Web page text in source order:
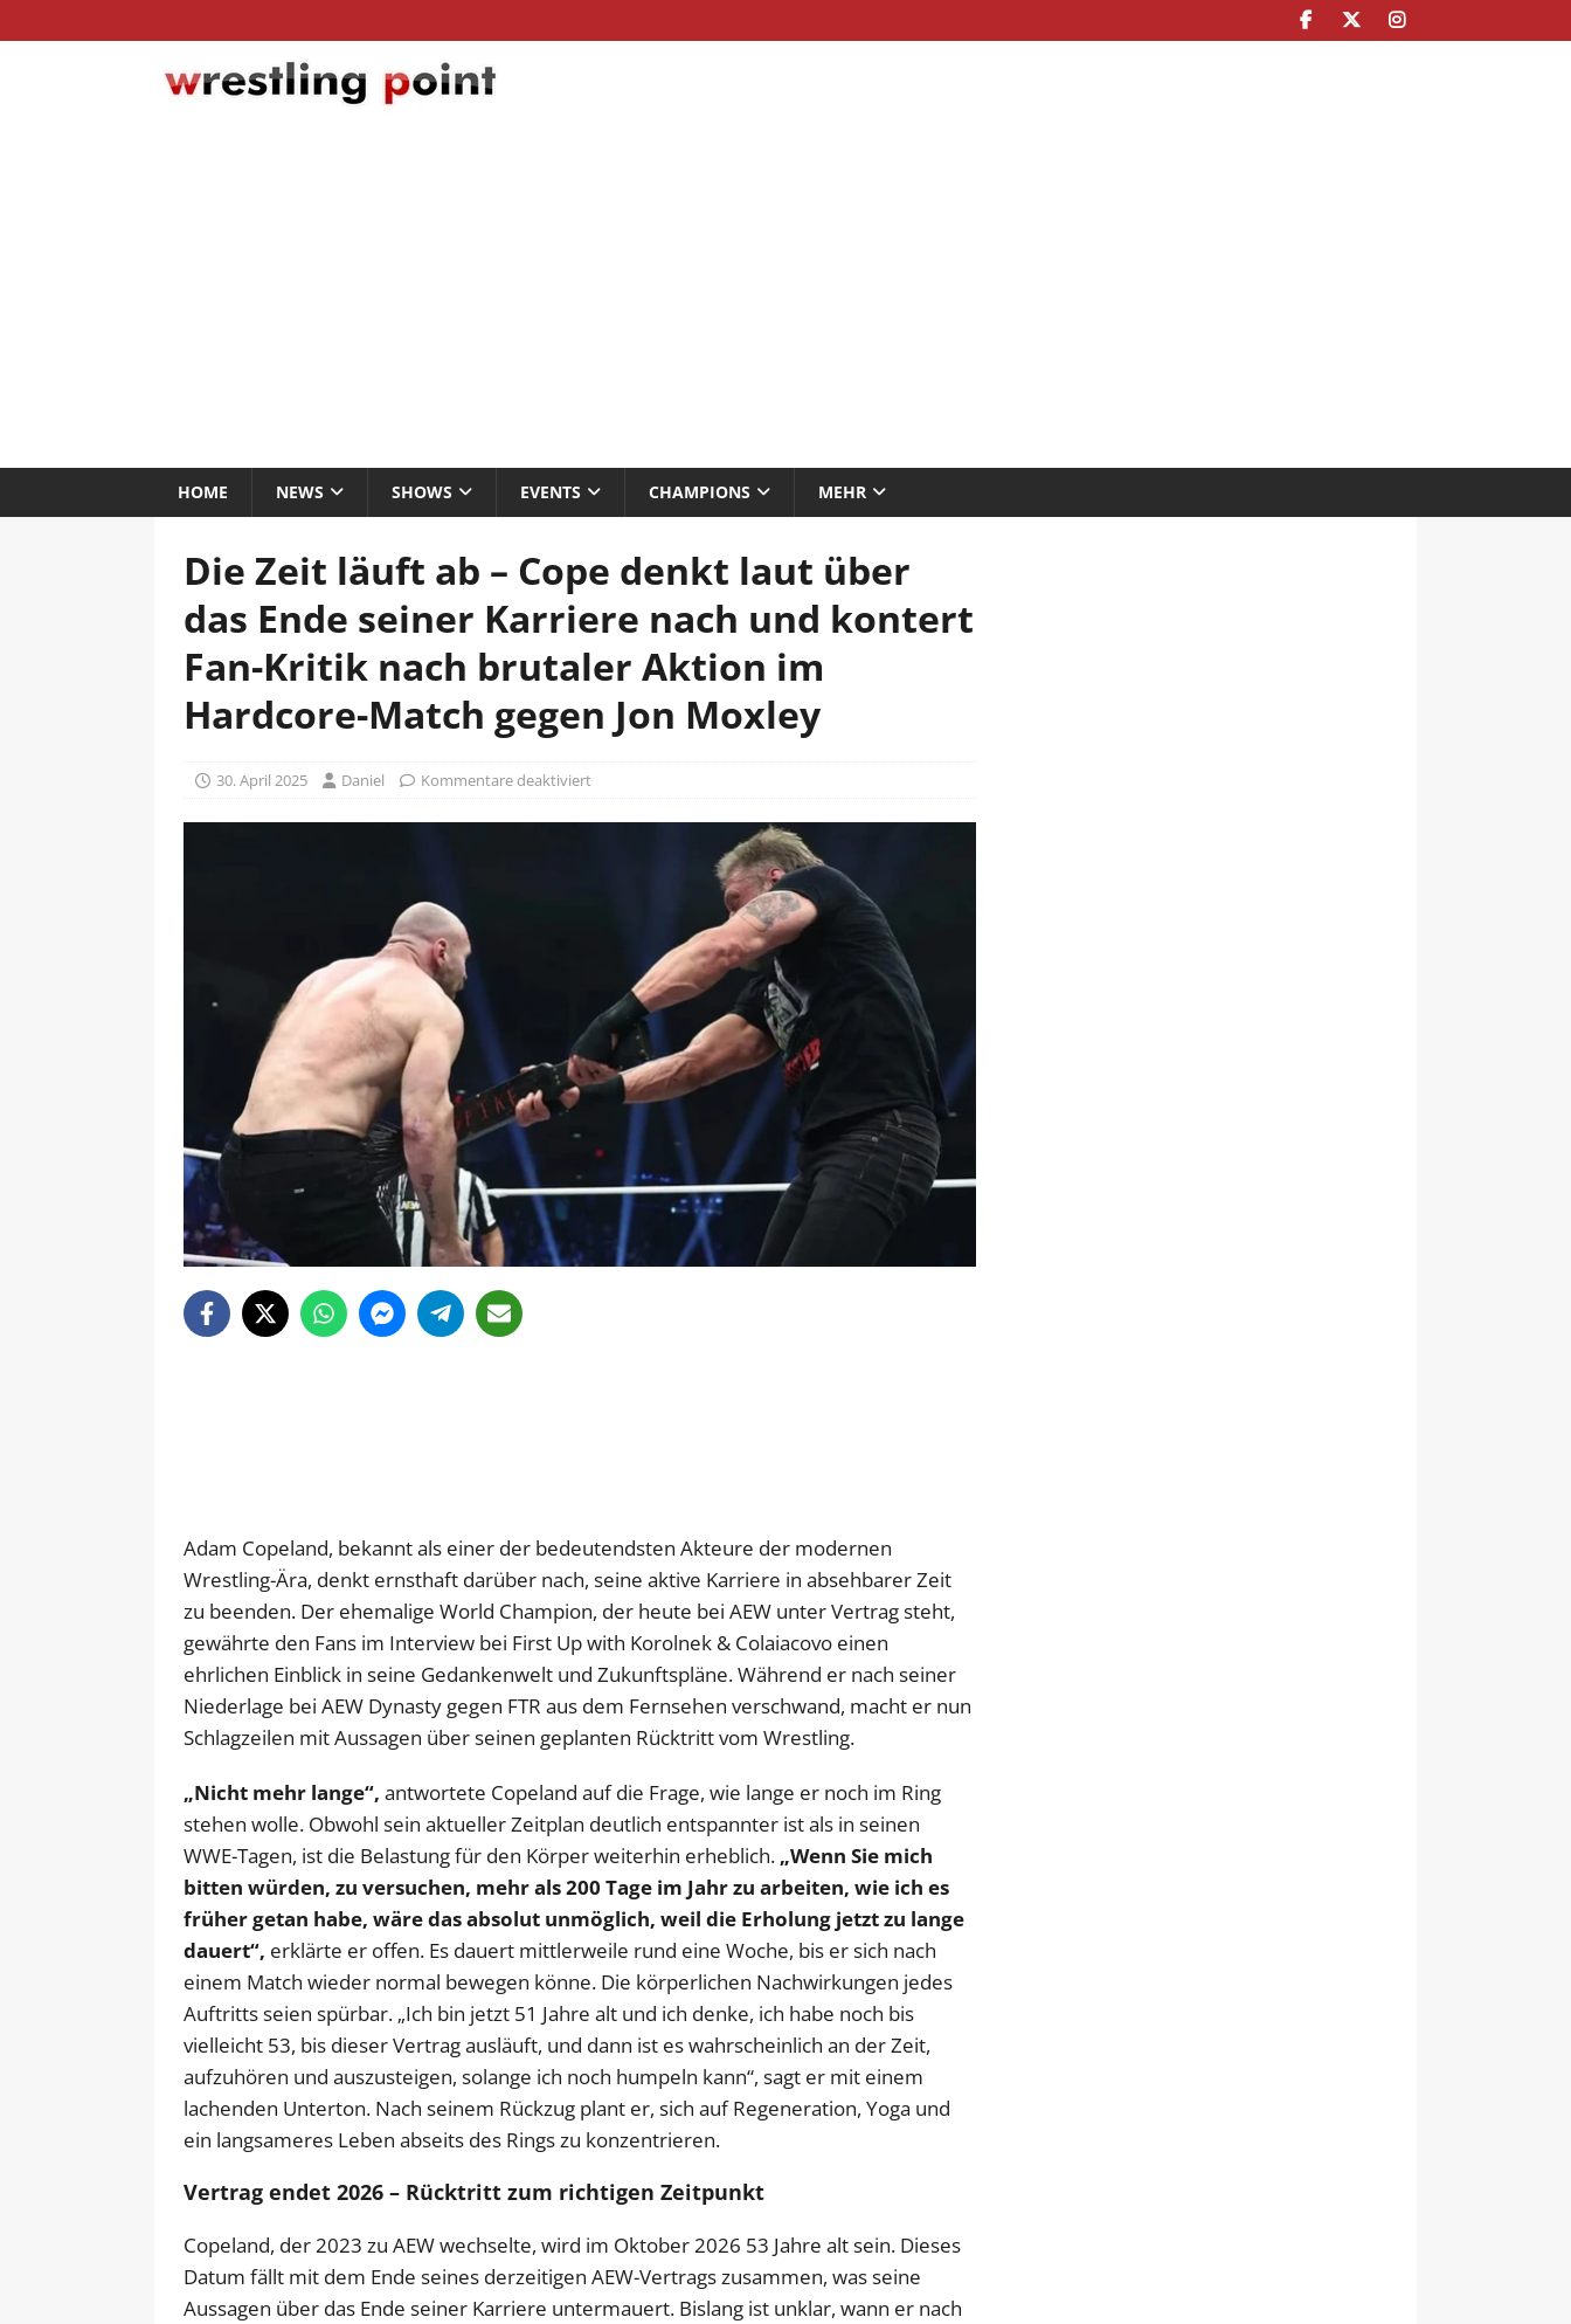
HOME NEWS SHOWS EVENTS CHAMPIONS MEHR
Die Zeit läuft ab – Cope denkt laut über
das Ende seiner Karriere nach und kontert
Fan-Kritik nach brutaler Aktion im
Hardcore-Match gegen Jon Moxley
30. April 2025 Daniel Kommentare deaktiviert
Adam Copeland, bekannt als einer der bedeutendsten Akteure der modernen
Wrestling-Ära, denkt ernsthaft darüber nach, seine aktive Karriere in absehbarer Zeit
zu beenden. Der ehemalige World Champion, der heute bei AEW unter Vertrag steht,
gewährte den Fans im Interview bei First Up with Korolnek & Colaiacovo einen
ehrlichen Einblick in seine Gedankenwelt und Zukunftspläne. Während er nach seiner
Niederlage bei AEW Dynasty gegen FTR aus dem Fernsehen verschwand, macht er nun
Schlagzeilen mit Aussagen über seinen geplanten Rücktritt vom Wrestling.
„Nicht mehr lange“, antwortete Copeland auf die Frage, wie lange er noch im Ring
stehen wolle. Obwohl sein aktueller Zeitplan deutlich entspannter ist als in seinen
WWE-Tagen, ist die Belastung für den Körper weiterhin erheblich. „Wenn Sie mich
bitten würden, zu versuchen, mehr als 200 Tage im Jahr zu arbeiten, wie ich es
früher getan habe, wäre das absolut unmöglich, weil die Erholung jetzt zu lange
dauert“, erklärte er offen. Es dauert mittlerweile rund eine Woche, bis er sich nach
einem Match wieder normal bewegen könne. Die körperlichen Nachwirkungen jedes
Auftritts seien spürbar. „Ich bin jetzt 51 Jahre alt und ich denke, ich habe noch bis
vielleicht 53, bis dieser Vertrag ausläuft, und dann ist es wahrscheinlich an der Zeit,
aufzuhören und auszusteigen, solange ich noch humpeln kann“, sagt er mit einem
lachenden Unterton. Nach seinem Rückzug plant er, sich auf Regeneration, Yoga und
ein langsameres Leben abseits des Rings zu konzentrieren.
Vertrag endet 2026 – Rücktritt zum richtigen Zeitpunkt
Copeland, der 2023 zu AEW wechselte, wird im Oktober 2026 53 Jahre alt sein. Dieses
Datum fällt mit dem Ende seines derzeitigen AEW-Vertrags zusammen, was seine
Aussagen über das Ende seiner Karriere untermauert. Bislang ist unklar, wann er nach